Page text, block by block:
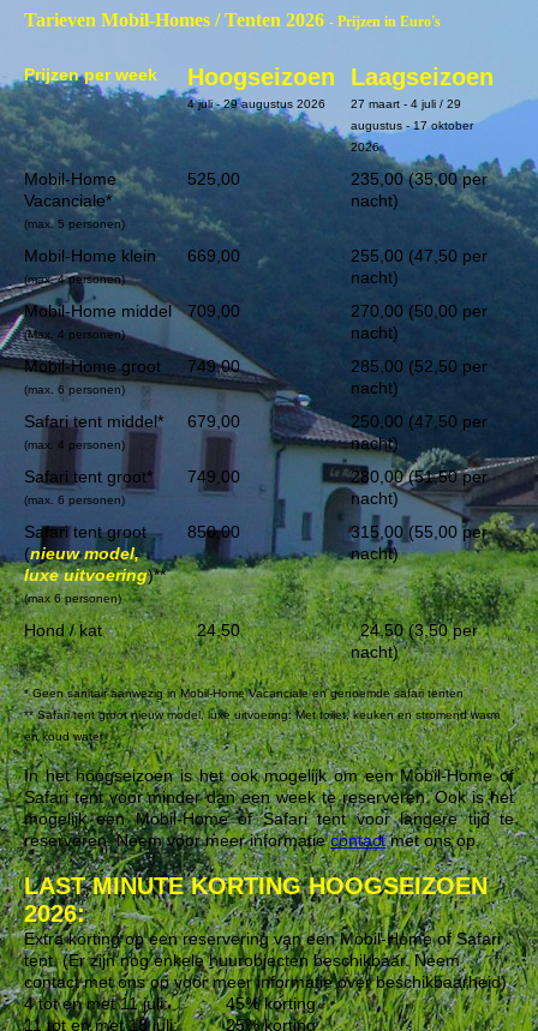
Tarieven Mobil-Homes / Tenten 2026 - Prijzen in Euro's
Prijzen per week Hoogseizoen
4 juli - 29 augustus 2026
Laagseizoen
27 maart - 4 juli / 29
augustus - 17 oktober
2026
Mobil-Home
Vacanciale*
(max. 5 personen)
525,00
235,00 (35,00 per
nacht)
Mobil-Home klein
(max. 4 personen)
669,00
255,00 (47,50 per
nacht)
Mobil-Home middel
(Max. 4 personen)
709,00
270,00 (50,00 per
nacht)
Mobil-Home groot
(max. 6 personen)
749,00
285,00 (52,50 per
nacht)
Safari tent middel*
(max. 4 personen)
679,00
250,00 (47,50 per
nacht)
Safari tent groot*
(max. 6 personen)
749,00
280,00 (51,50 per
nacht)
Safari tent groot
(nieuw model,
luxe uitvoering)**
(max 6 personen)
850,00
315,00 (55,00 per
nacht)
Hond / kat 24,50
24,50 (3,50 per
nacht)
* Geen sanitair aanwezig in Mobil-Home Vacanciale en genoemde safari tenten
** Safari tent groot nieuw model, luxe uitvoering: Met toilet, keuken en stromend warm
en koud water
In het hoogseizoen is het ook mogelijk om een Mobil-Home of
Safari tent voor minder dan een week te reserveren. Ook is het
mogelijk een Mobil-Home of Safari tent voor langere tijd te
reserveren. Neem voor meer informatiecontactmet ons op,
LAST MINUTE KORTING HOOGSEIZOEN
2026:
Extra korting op een reservering van een Mobil-Home of Safari
tent. (Er zijn nog enkele huurobjecten beschikbaar. Neem
contact met ons op voor meer informatie over beschikbaarheid)
4 tot en met 11 juli: 45% korting
11 tot en met 18 juli: 25% korting